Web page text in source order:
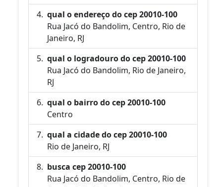
qual o endereço do cep 20010-100
Rua Jacó do Bandolim, Centro, Rio de
Janeiro, RJ
qual o logradouro do cep 20010-100
Rua Jacó do Bandolim, Rio de Janeiro,
RJ
qual o bairro do cep 20010-100
Centro
qual a cidade do cep 20010-100
Rio de Janeiro, RJ
busca cep 20010-100
Rua Jacó do Bandolim, Centro, Rio de